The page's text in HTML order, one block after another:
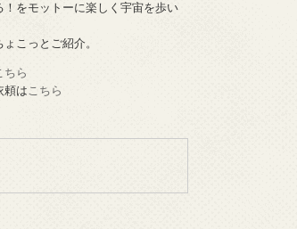
をモットーに楽しく宇宙を歩い
こっとご紹介。
ちら
頼は こちら